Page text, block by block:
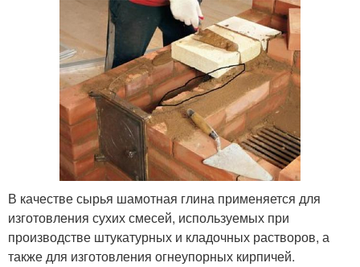
В качестве сырья шамотная глина применяется для
изготовления сухих смесей, используемых при
производстве штукатурных и кладочных растворов, а
также для изготовления огнеупорных кирпичей.